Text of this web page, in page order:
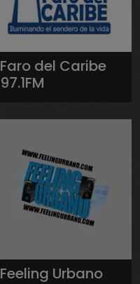
Faro del Caribe
97.1FM
Feeling Urbano